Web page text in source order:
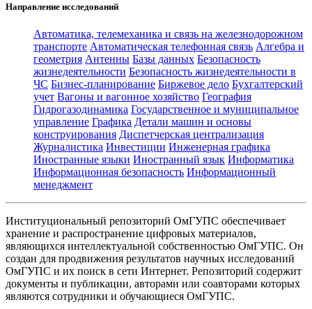
Направление исследований
Автоматика, телемеханика и связь на железнодорожном
транспорте Автоматическая телефонная связь Алгебра и
геометрия Антенны Базы данных Безопасность
жизнедеятельности Безопасность жизнедеятельности в
ЧС Бизнес-планирование Биржевое дело Бухгалтерский
учет Вагоны и вагонное хозяйство География
Гидрогазодинамика Государственное и муниципальное
управление Графика Детали машин и основы
конструирования Диспетчерская централизация
Журналистика Инвестиции Инженерная графика
Иностранные языки Иностранный язык Информатика
Информационная безопасность Информационный
менеджмент
Институциональный репозиторий ОмГУПС обеспечивает
хранение и распространение цифровых материалов,
являющихся интеллектуальной собственностью ОмГУПС. Он
создан для продвижения результатов научных исследований
ОмГУПС и их поиск в сети Интернет. Репозиторий содержит
документы и публикации, авторами или соавторами которых
являются сотрудники и обучающиеся ОмГУПС.